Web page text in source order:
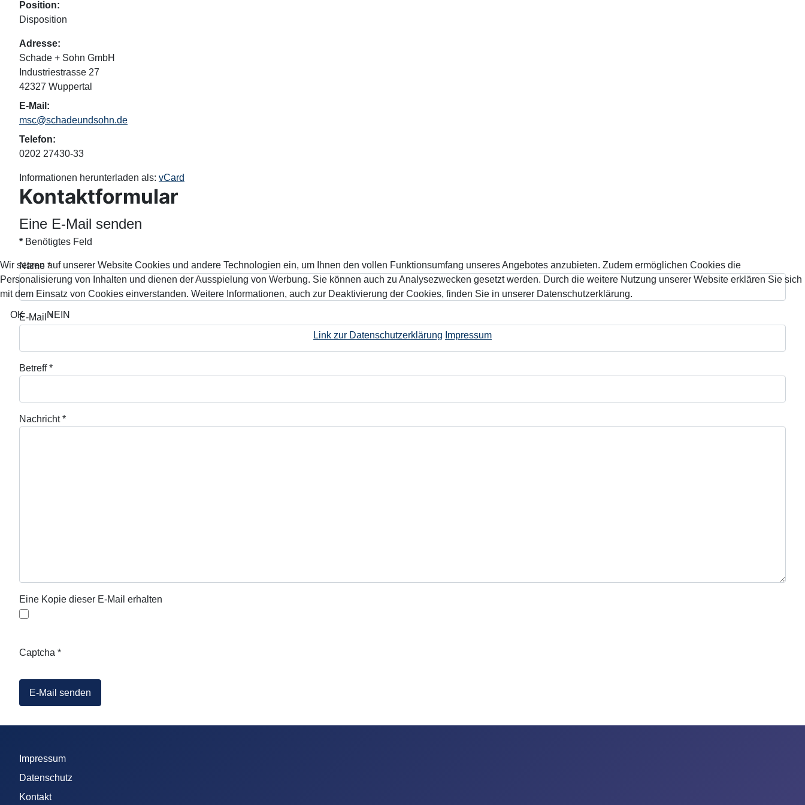
Position:
Disposition
Adresse:
Schade + Sohn GmbH
Industriestrasse 27
42327 Wuppertal
E-Mail:
msc@schadeundsohn.de
Telefon:
0202 27430-33
Informationen herunterladen als: vCard
Kontaktformular
Eine E-Mail senden
* Benötigtes Feld
Name *
E-Mail *
Betreff*
Nachricht*
Eine Kopie dieser E-Mail erhalten
Captcha *
E-Mail senden
Impressum
Datenschutz
Kontakt
Wir setzen auf unserer Website Cookies und andere Technologien ein, um Ihnen den vollen Funktionsumfang unseres Angebotes anzubieten. Zudem ermöglichen Cookies die
Personalisierung von Inhalten und dienen der Ausspielung von Werbung. Sie können auch zu Analysezwecken gesetzt werden. Durch die weitere Nutzung unserer Website erklären Sie sich
mit dem Einsatz von Cookies einverstanden. Weitere Informationen, auch zur Deaktivierung der Cookies, finden Sie in unserer Datenschutzerklärung.
OK NEIN
Link zur Datenschutzerklärung Impressum